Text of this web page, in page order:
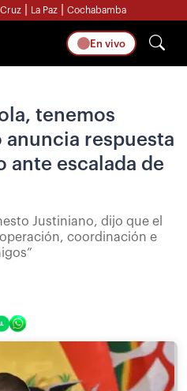
La Paz Cochabamba
En vivo
tenemos
anuncia respuesta
ante escalada de
Justiniano, dijo que el
coordinación e